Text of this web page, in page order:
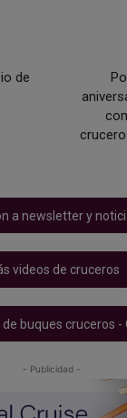
de
a newsletter y
videos de cruceros
buques cruceros -
- Publicidad -